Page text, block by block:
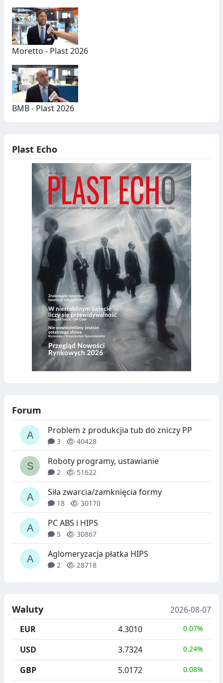
Moretto - Plast 2026
BMB - Plast 2026
Plast Echo
Forum
Problem z produkcjia tub do zniczy PP
3 40428
Roboty programy, ustawianie
2 51622
Siła zwarcia/zamknięcia formy
18 30170
PC ABS i HIPS
5 30867
Aglomeryzacja płatka HIPS
2 28718
Waluty
2026-08-07
EUR
4.3010 0.07%
USD 3.7324 0.24%
GBP 5.0172 0.08%